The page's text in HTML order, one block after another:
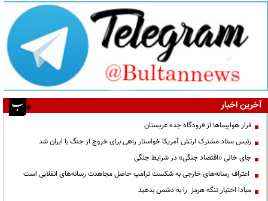
آخرین اخبار
فرار هواپیماها از فرودگاه جده عربستان
رئیس ستاد مشترک ارتش آمریکا خواستار راهی برای خروج از جنگ با ایران شد
جای خالی «اقتصاد جنگی» در شرایط جنگی
اعتراف رسانه‌های خارجی به شکست ترامپ حاصل مجاهدت رسانه‌های انقلابی است
مبادا اختیار تنگه هرمز را به دشمن بدهید